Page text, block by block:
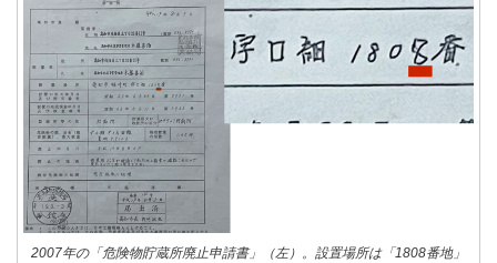
2007年の「危険物貯蔵所廃止申請書」（左）。設置場所は「1808番地」